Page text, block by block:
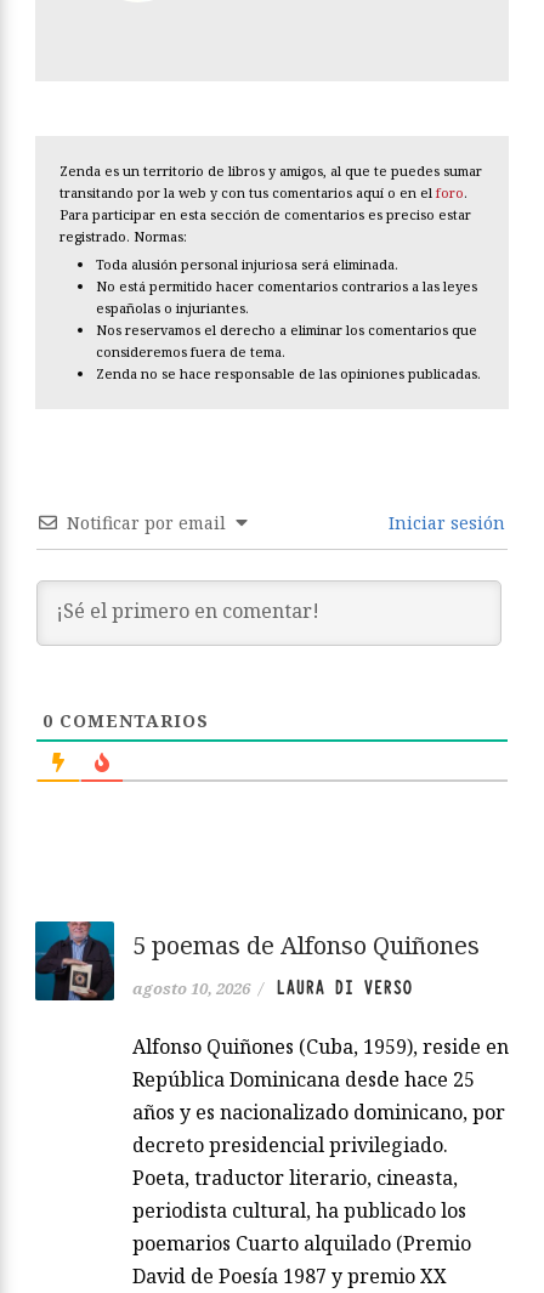
Zenda es un territorio de libros y amigos, al que te puedes sumar
transitando por la web y con tus comentarios aquí o en el foro.
Para participar en esta sección de comentarios es preciso estar
registrado. Normas:
Toda alusión personal injuriosa será eliminada.
No está permitido hacer comentarios contrarios a las leyes
españolas o injuriantes.
Nos reservamos el derecho a eliminar los comentarios que
consideremos fuera de tema.
Zenda no se hace responsable de las opiniones publicadas.
Notificar por email Iniciar sesión
0 COMENTARIOS
5 poemas de Alfonso Quiñones
agosto 10, 2026 / LAURA DI VERSO
Alfonso Quiñones (Cuba, 1959), reside en
República Dominicana desde hace 25
años y es nacionalizado dominicano, por
decreto presidencial privilegiado.
Poeta, traductor literario, cineasta,
periodista cultural, ha publicado los
poemarios Cuarto alquilado (Premio
David de Poesía 1987 y premio XX